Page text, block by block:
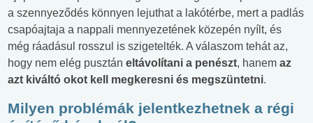
a szennyeződés könnyen lejuthat a lakótérbe, mert a padlás
csapóajtaja a nappali mennyezetének közepén nyílt, és
még ráadásul rosszul is szigetelték. A válaszom tehát az,
hogy nem elég pusztán eltávolítani a penészt, hanem az
azt kiváltó okot kell megkeresni és megszüntetni.
Milyen problémák jelentkezhetnek a régi